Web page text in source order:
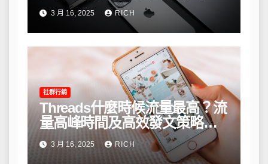
3 月 16, 2025 RICH
社群行銷
Threads什麼時候流量最高？流
量高峰時間及高效發文策略攻
略3 月 16, 2025 RICH